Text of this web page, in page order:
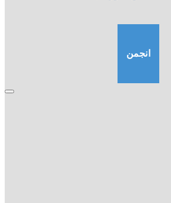
انجمن